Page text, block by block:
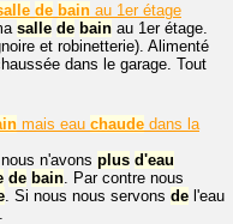
de bain au 1er étage
salle de bain au 1er étage.
et robinetterie). Alimenté
dans le garage. Tout
mais eau chaude dans la
n'avons plus d'eau
de bain. Par contre nous
. Si nous nous servons de l'eau